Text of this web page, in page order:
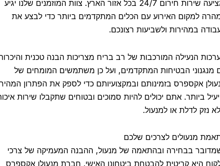
ומציעה שירות חירום 24/7 בכל אזור הארץ. צוות המוזמנים שלנו יגיע
למקום האירוע עם הכלים המתקדמים ביותר כדי לבצע את
במהירות ולשביעות רצונכם.
הנעילה המורכבות של רב בריח מצריכות הבנה טכנית והיכרות
הבטיחות המתקדמים, ועל כן משתמשים המומחים של
אקספרס בזמינותם ובמקצועיותם כדי לספק את הפתרון המהיר
ביותר. אתם יכולים להיות סמוכים ובטוחים שתקבלו שירות איכותי
נזק לדלת או למנעול.
מנעולים לצרכים שלכם
בבחירה ובהתאמה של מנעול, ההבנה המעמיקה של צרכי
היא קריטית להבטחת ביטחונו האישי. חברת מנעולן אקספרס